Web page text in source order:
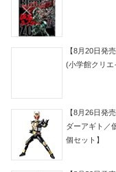
【8月20日発
(小学館クリエ
【8月26日発
ダーアギト／
個セット】